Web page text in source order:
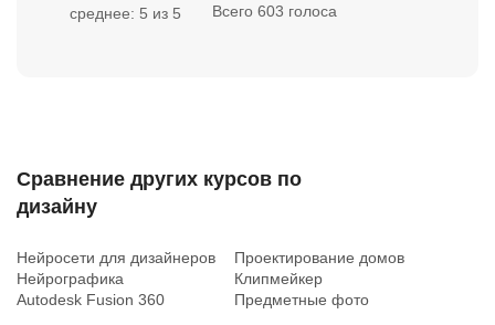
среднее: 5 из 5 Всего 603 голоса
Сравнение других курсов по
дизайну
Нейросети для дизайнеров
Проектирование домов
Нейрографика
Клипмейкер
Autodesk Fusion 360
Предметные фото